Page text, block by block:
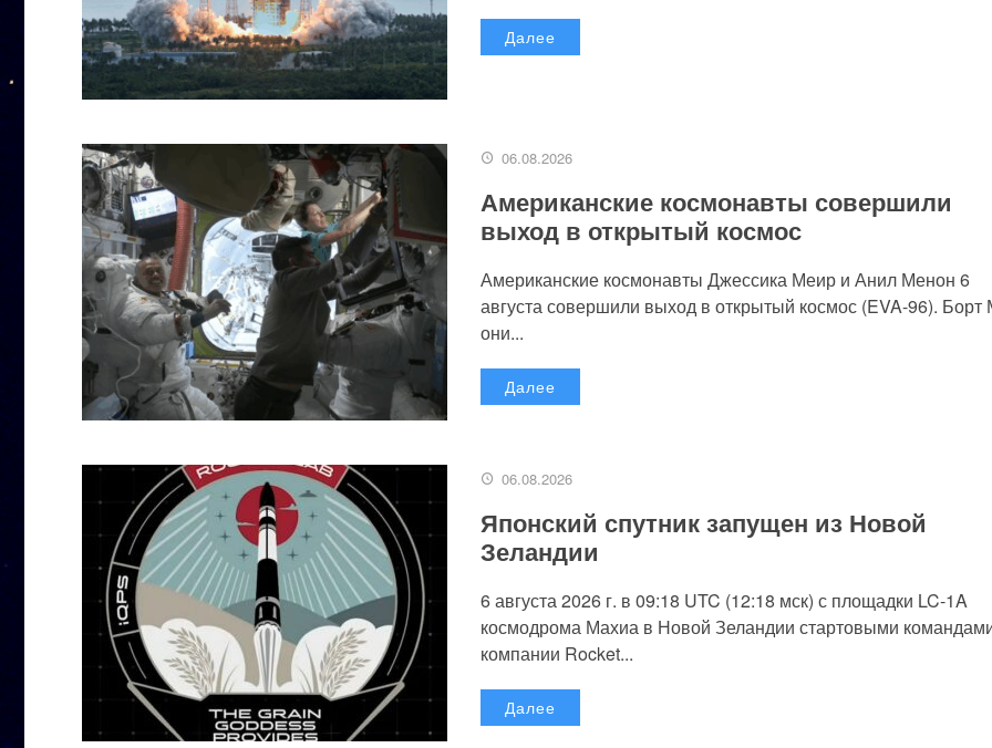
Далее
06.08.2026
Американские космонавты совершили
выход в открытый космос
Американские космонавты Джессика Меир и Анил Менон 6
августа совершили выход в открытый космос (EVA-96).
они...
Далее
06.08.2026
Японский спутник запущен из Новой
Зеландии
6 августа 2026 г. в 09:18 UTC (12:18 мск) с площадки LC-1A
космодрома Махиа в Новой Зеландии стартовыми
компании Rocket...
Далее